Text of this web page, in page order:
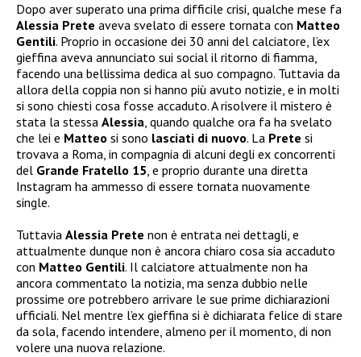
Dopo aver superato una prima difficile crisi, qualche mese fa
Alessia Prete aveva svelato di essere tornata con Matteo
Gentili. Proprio in occasione dei 30 anni del calciatore, l’ex
gieffina aveva annunciato sui social il ritorno di fiamma,
facendo una bellissima dedica al suo compagno. Tuttavia da
allora della coppia non si hanno più avuto notizie, e in molti
si sono chiesti cosa fosse accaduto. A risolvere il mistero è
stata la stessa Alessia, quando qualche ora fa ha svelato
che lei e Matteo si sono lasciati di nuovo. La Prete si
trovava a Roma, in compagnia di alcuni degli ex concorrenti
del Grande Fratello 15, e proprio durante una diretta
Instagram ha ammesso di essere tornata nuovamente
single.
Tuttavia Alessia Prete non è entrata nei dettagli, e
attualmente dunque non è ancora chiaro cosa sia accaduto
con Matteo Gentili. Il calciatore attualmente non ha
ancora commentato la notizia, ma senza dubbio nelle
prossime ore potrebbero arrivare le sue prime dichiarazioni
ufficiali. Nel mentre l’ex gieffina si è dichiarata felice di stare
da sola, facendo intendere, almeno per il momento, di non
volere una nuova relazione.